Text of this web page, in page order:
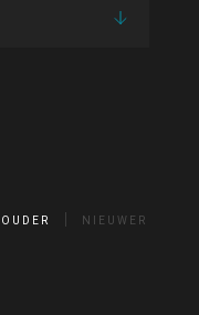
OUDER NIEUWER